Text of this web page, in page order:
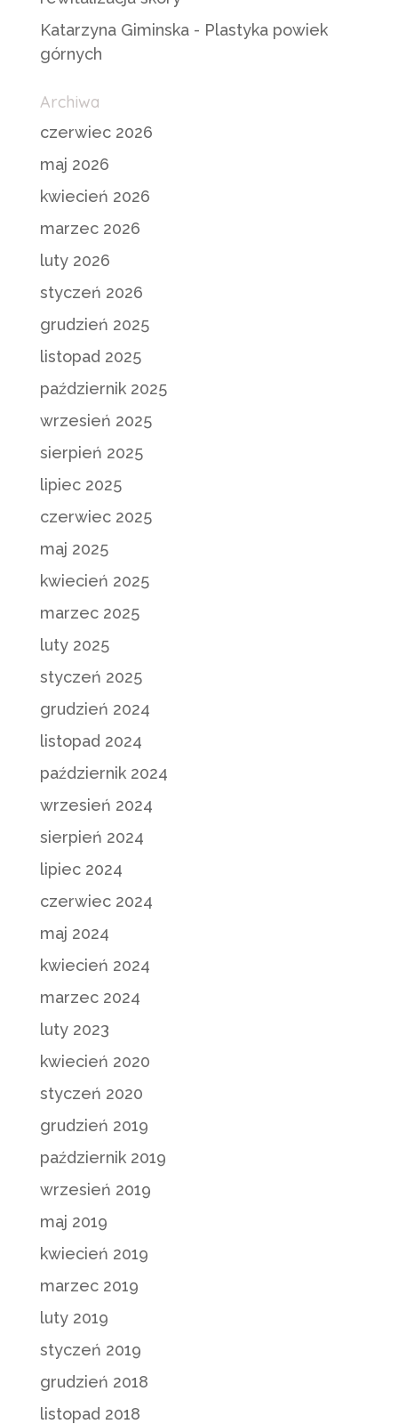
Katarzyna Giminska- Plastyka powiek
górnych
Archiwa
czerwiec 2026
maj 2026
kwiecień 2026
marzec 2026
luty 2026
styczeń 2026
grudzień 2025
listopad 2025
październik 2025
wrzesień 2025
sierpień 2025
lipiec 2025
czerwiec 2025
maj 2025
kwiecień 2025
marzec 2025
luty 2025
styczeń 2025
grudzień 2024
listopad 2024
październik 2024
wrzesień 2024
sierpień 2024
lipiec 2024
czerwiec 2024
maj 2024
kwiecień 2024
marzec 2024
luty 2023
kwiecień 2020
styczeń 2020
grudzień 2019
październik 2019
wrzesień 2019
maj 2019
kwiecień 2019
marzec 2019
luty 2019
styczeń 2019
grudzień 2018
listopad 2018